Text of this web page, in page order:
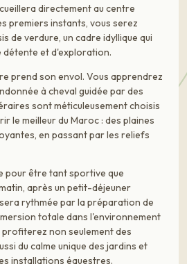
directement au centre
premiers instants, vous serez
de verdure, un cadre idyllique qui
détente et d'exploration.
prend son envol. Vous apprendrez
à cheval guidée par des
sont méticuleusement choisis
le meilleur du Maroc : des plaines
en passant par les reliefs
pour être tant sportive que
après un petit-déjeuner
rythmée par la préparation de
totale dans l'environnement
non seulement des
du calme unique des jardins et
installations équestres.